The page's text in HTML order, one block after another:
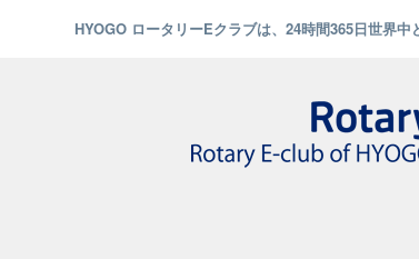
HYOGO ロータリーEクラブは、24時間365日世界中